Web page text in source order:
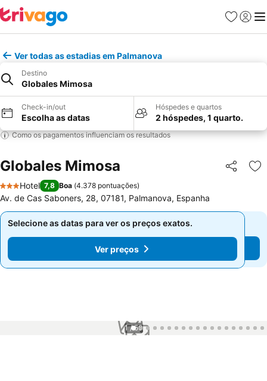
Favoritos
Iniciar
Ver todas as estadias em Palmanova
Destino
Globales Mimosa
Check-in/out
Escolha as datas
Hóspedes e quartos
2 hóspedes, 1 quarto.
Como os pagamentos influenciam os resultados
Globales Mimosa Partilhar
3 Estrelas
Hotel 7,8 Boa (4.378 pontuações)
Av. de Cas Saboners, 28, 07181, Palmanova, Espanha
Selecione as datas para ver os preços exatos.
Ver preços
Selecione as datas para ver os preços exatos.
Ver preços
1 / 50